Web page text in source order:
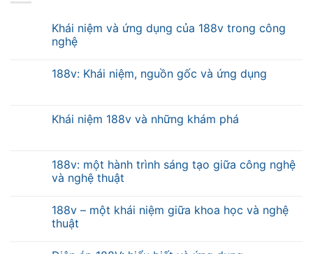
Khái niệm và ứng dụng của 188v trong công
nghệ
188v: Khái niệm, nguồn gốc và ứng dụng
Khái niệm 188v và những khám phá
188v: một hành trình sáng tạo giữa công nghệ
và nghệ thuật
188v – một khái niệm giữa khoa học và nghệ
thuật